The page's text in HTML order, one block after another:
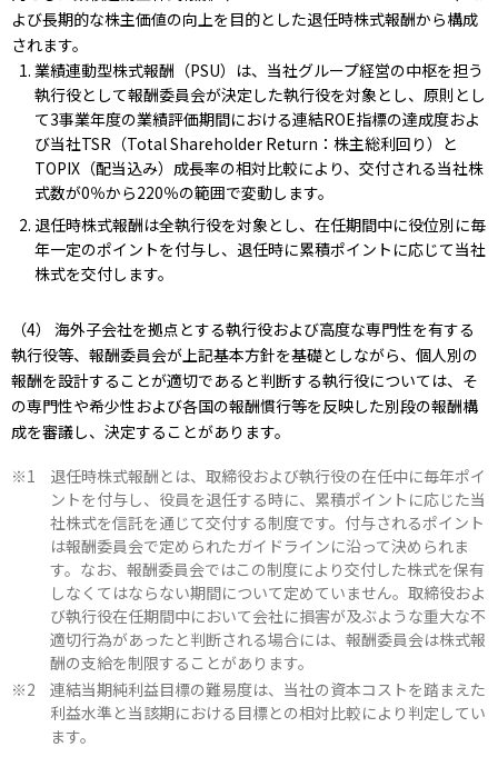
よび長期的な株主価値の向上を目的とした退任時株式報酬から構成
されます。
業績連動型株式報酬（PSU）は、当社グループ経営の中枢を担う
執行役として報酬委員会が決定した執行役を対象とし、原則とし
て3事業年度の業績評価期間における連結ROE指標の達成度およ
び当社TSR（Total Shareholder Return：株主総利回り）と
TOPIX（配当込み）成長率の相対比較により、交付される当社株
式数が0％から220％の範囲で変動します。
退任時株式報酬は全執行役を対象とし、在任期間中に役位別に毎
年一定のポイントを付与し、退任時に累積ポイントに応じて当社
株式を交付します。
（4） 海外子会社を拠点とする執行役および高度な専門性を有する
執行役等、報酬委員会が上記基本方針を基礎としながら、個人別の
報酬を設計することが適切であると判断する執行役については、そ
の専門性や希少性および各国の報酬慣行等を反映した別段の報酬構
成を審議し、決定することがあります。
退任時株式報酬とは、取締役および執行役の在任中に毎年ポイ
ントを付与し、役員を退任する時に、累積ポイントに応じた当
社株式を信託を通じて交付する制度です。付与されるポイント
は報酬委員会で定められたガイドラインに沿って決められま
す。なお、報酬委員会ではこの制度により交付した株式を保有
しなくてはならない期間について定めていません。取締役およ
び執行役在任期間中において会社に損害が及ぶような重大な不
適切行為があったと判断される場合には、報酬委員会は株式報
酬の支給を制限することがあります。
連結当期純利益目標の難易度は、当社の資本コストを踏まえた
利益水準と当該期における目標との相対比較により判定してい
ます。